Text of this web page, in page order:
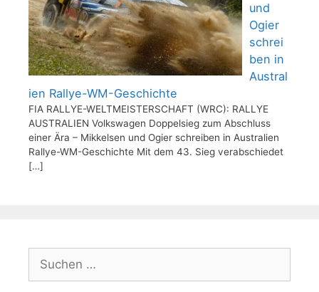
und
Ogier
schrei
ben in
Austral
ien Rallye-WM-Geschichte
FIA RALLYE-WELTMEISTERSCHAFT (WRC): RALLYE
AUSTRALIEN Volkswagen Doppelsieg zum Abschluss
einer Ära – Mikkelsen und Ogier schreiben in Australien
Rallye-WM-Geschichte Mit dem 43. Sieg verabschiedet
[…]
Suchen
nach: